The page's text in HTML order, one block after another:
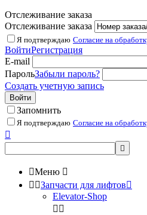
Отслеживание заказа
Отслеживание заказа
Я подтверждаю Согласие на
ВойтиРегистрация
E-mail
ПарольЗабыли пароль?
Создать учетную запись
Войти
Запомнить
Я подтверждаю Согласие на


Меню 
 Запчасти для лифтов
Elevator-Shop
 